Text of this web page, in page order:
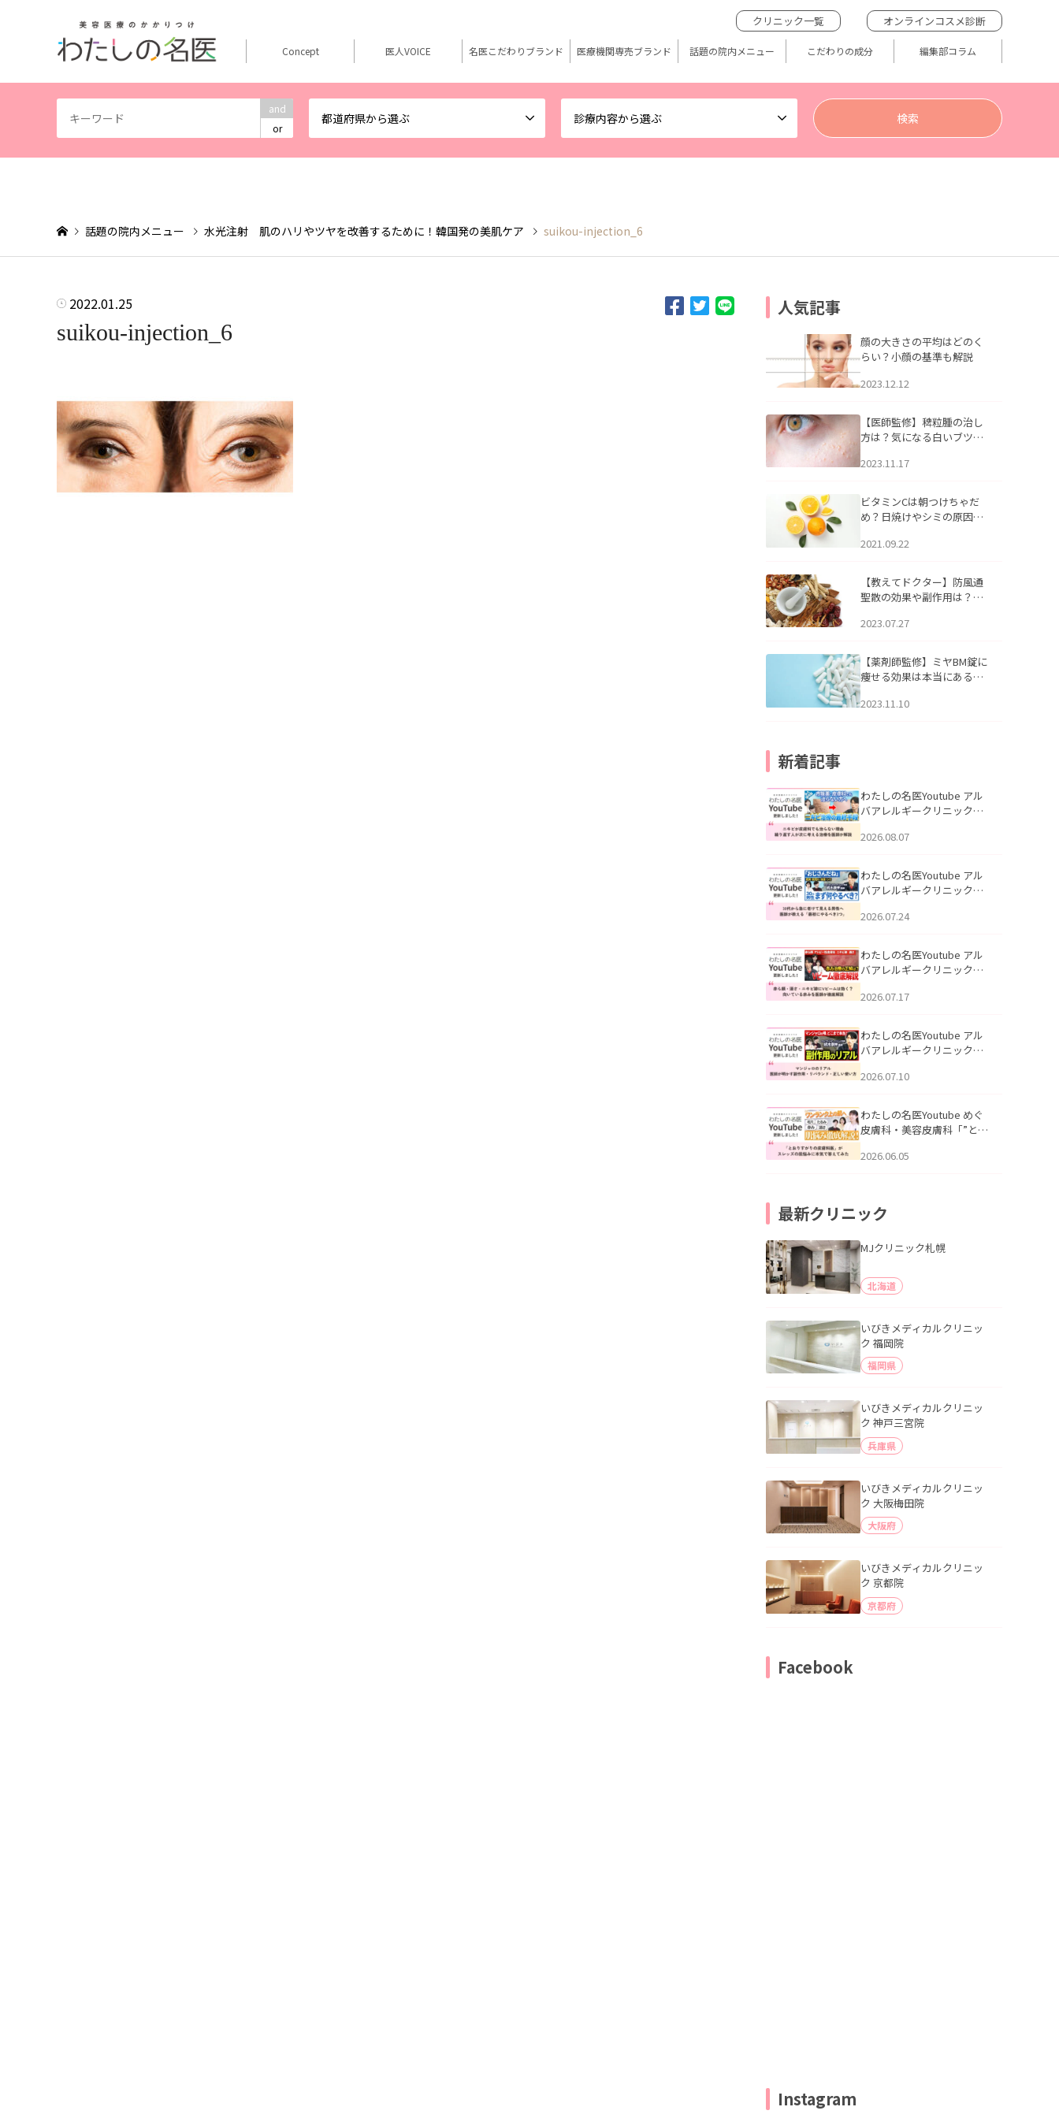
and
or
都道府県から選ぶ 診療内容から選ぶ
クリニック一覧 オンラインコスメ診断
Concept 医人VOICE 名医こだわりブランド 医療機関専売ブランド 話題の院内メニュー こだわりの成分 編集部コラム
話題の院内メニュー 水光注射 肌のハリやツヤを改善するために！韓国発の美肌ケア suikou-injection_6
2022.01.25
suikou-injection_6
人気記事
顔の大きさの平均はどのく
らい？小顔の基準も解説
2023.12.12
【医師監修】稗粒腫の治し
方は？気になる白いブツブ
アについて
2023.11.17
ビタミンCは朝つけちゃだ
め？日焼けやシミの原因に
2021.09.22
【教えてドクター】防風通
聖散の効果や副作用は？長
2023.07.27
【薬剤師監修】ミヤBM錠に
痩せる効果は本当にある
2023.11.10
新着記事
わたしの名医Youtube アル
バアレルギークリニック札
らない理由｜繰り返す人が
説」を公開いたしました。
2026.08.07
わたしの名医Youtube アル
バアレルギークリニック札
える男性へ｜医師が教える
公開いたしました。
2026.07.24
わたしの名医Youtube アル
バアレルギークリニック札
跡にVビームは効く？向いて
説」を公開いたしました。
2026.07.17
わたしの名医Youtube アル
バアレルギークリニック札
医師が明かす副作用・リバ
公開いたしました。
2026.07.10
わたしの名医Youtube めぐ
皮膚科・美容皮膚科「”とお
ッズの肌悩みに本気で答え
2026.06.05
最新クリニック
MJクリニック札幌
北海道
いびきメディカルクリニッ
ク 福岡院
福岡県
いびきメディカルクリニッ
ク 神戸三宮院
兵庫県
いびきメディカルクリニッ
ク 大阪梅田院
大阪府
いびきメディカルクリニッ
ク 京都院
京都府
Facebook
Instagram